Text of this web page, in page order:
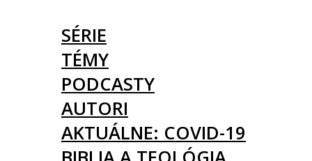
SÉRIE
TÉMY
PODCASTY
AUTORI
AKTUÁLNE: COVID-19